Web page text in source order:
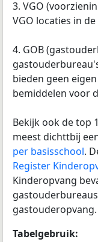
3. VGO
VGO locaties in
4. GOB
bieden geen
bemiddelen voor
Bekijk ook de top
meest dichttbij
per basisschool.
Register
Kinderopvang
gastouderopvang.
Tabelgebruik: